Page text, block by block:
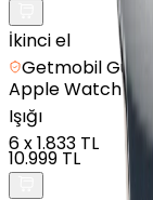
İkinci el
Getmobil
AppleWatch SE
Işığı
6x1.833 TL
10.999 TL